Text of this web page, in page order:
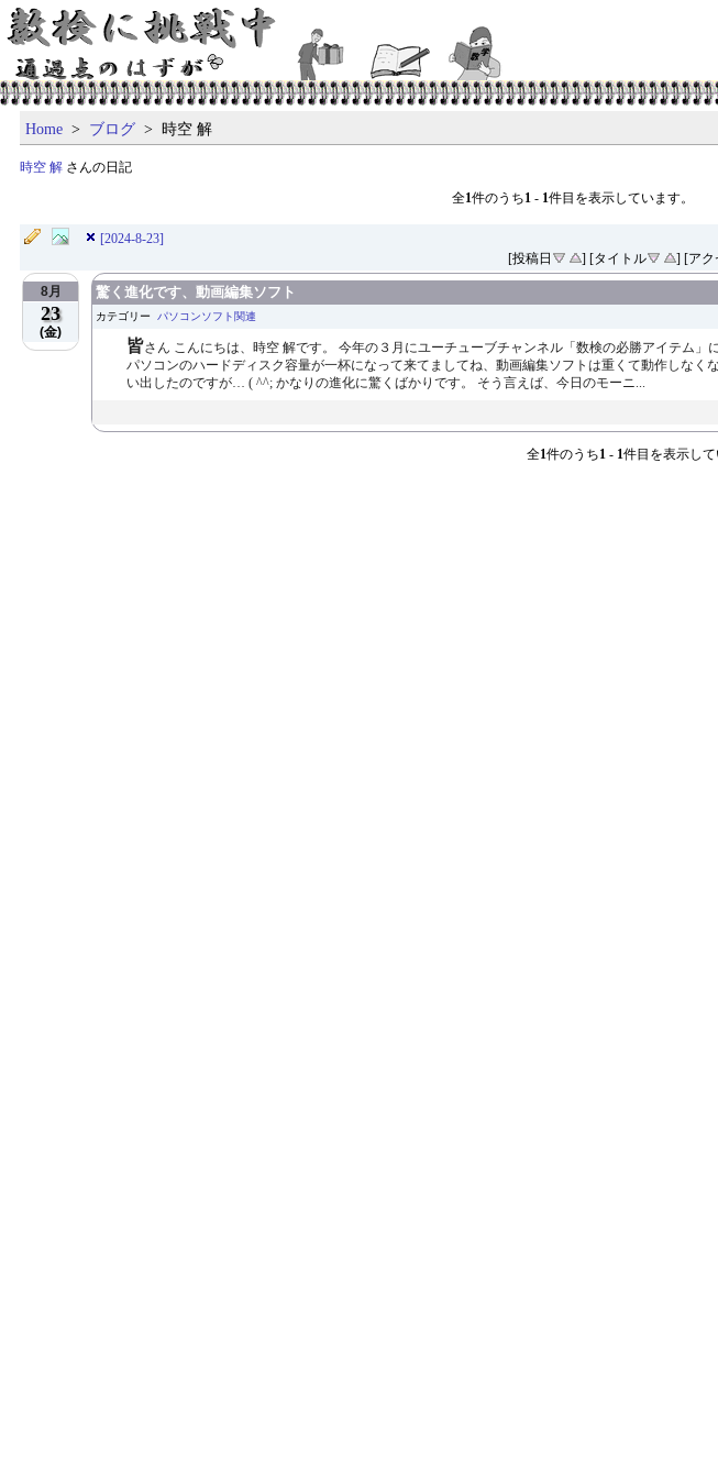
Home > ブログ > 時空 解
時空 解 さんの日記
全1件のうち1- 1件目を表示しています。
[2024-8-23]
[投稿日
] [タイトル ] [アク
8月
23
(金)
驚く進化です、動画編集ソフト
カテゴリー パソコンソフト関連
皆さん こんにちは、時空 解です。 今年の３月にユーチューブチャンネル「数検の必勝アイテム
パソコンのハードディスク容量が一杯になって来てましてね、動画編集ソフトは重くて動作しな
い出したのですが… ( ^^; かなりの進化に驚くばかりです。 そう言えば、今日のモーニ...
全1件のうち1 - 1件目を表示して